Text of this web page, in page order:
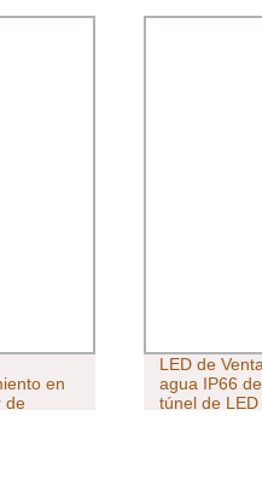
LED de Venta caliente resistente
agua IP66 de 0,6 m de 1,2 a 1,5
túnel de LED estancos de los